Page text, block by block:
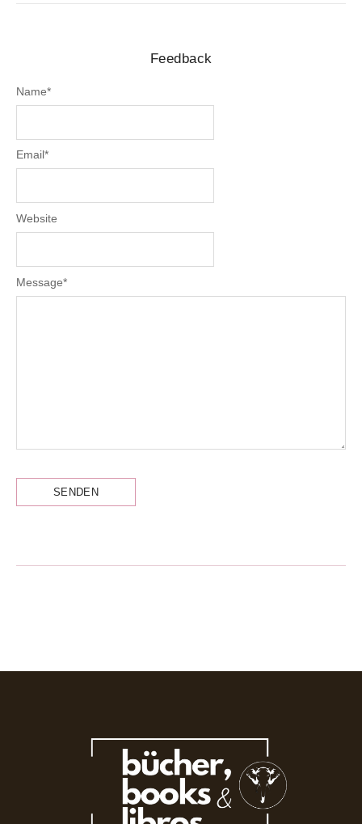
Feedback
Message*
Name*
Email*
Website